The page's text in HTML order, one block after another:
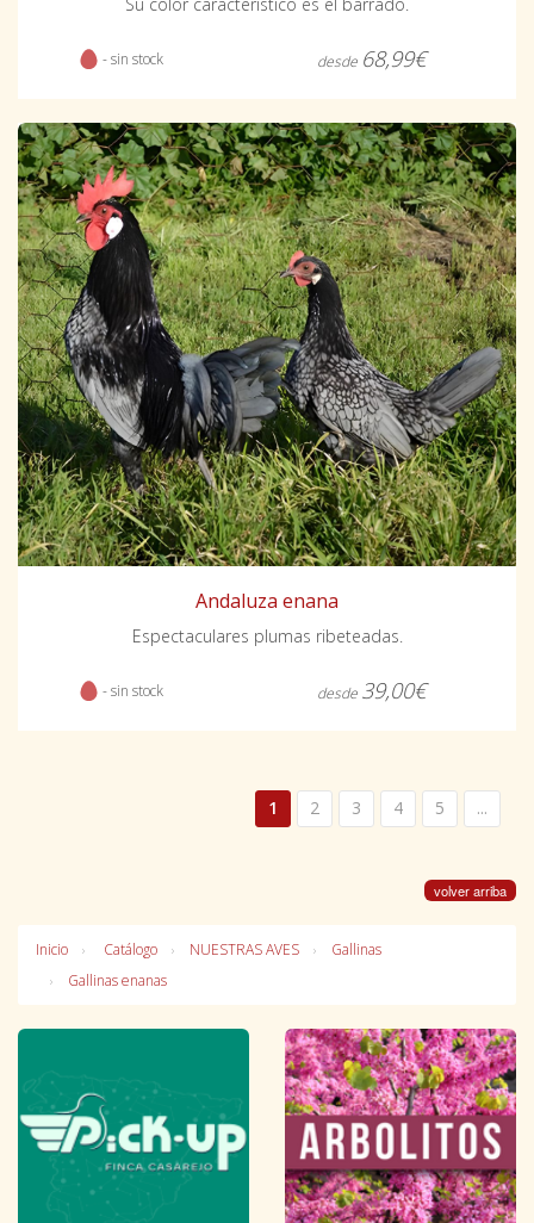
- sin stock desde 68,99€
Andaluza enana
Espectaculares plumas ribeteadas.
- sin stock desde 39,00€
1 2 3 4 5 ...
volver arriba
Inicio Catálogo NUESTRAS AVES
Gallinas
Gallinas enanas